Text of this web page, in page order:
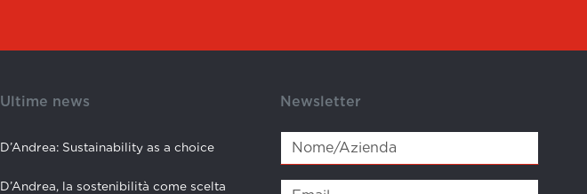
Ultime news
D’Andrea: Sustainability as a choice
D’Andrea, la sostenibilità come scelta
Newsletter